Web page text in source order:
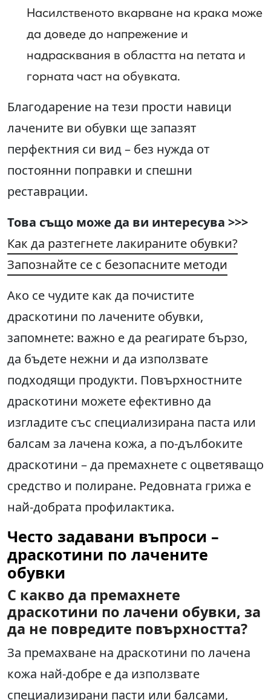
Насилственото вкарване на крака може
да доведе до напрежение и
надрасквания в областта на петата и
горната част на обувката.
Благодарение на тези прости навици
лачените ви обувки ще запазят
перфектния си вид – без нужда от
постоянни поправки и спешни
реставрации.
Това също може да ви интересува >>>
Как да разтегнете лакираните обувки?
Запознайте се с безопасните методи
Ако се чудите как да почистите
драскотини по лачените обувки,
запомнете: важно е да реагирате бързо,
да бъдете нежни и да използвате
подходящи продукти. Повърхностните
драскотини можете ефективно да
изгладите със специализирана паста или
балсам за лачена кожа, а по-дълбоките
драскотини – да премахнете с оцветяващо
средство и полиране. Редовната грижа е
най-добрата профилактика.
Често задавани въпроси –
драскотини по лачените
обувки
С какво да премахнете
драскотини по лачени обувки, за
да не повредите повърхността?
За премахване на драскотини по лачена
кожа най-добре е да използвате
специализирани пасти или балсами,